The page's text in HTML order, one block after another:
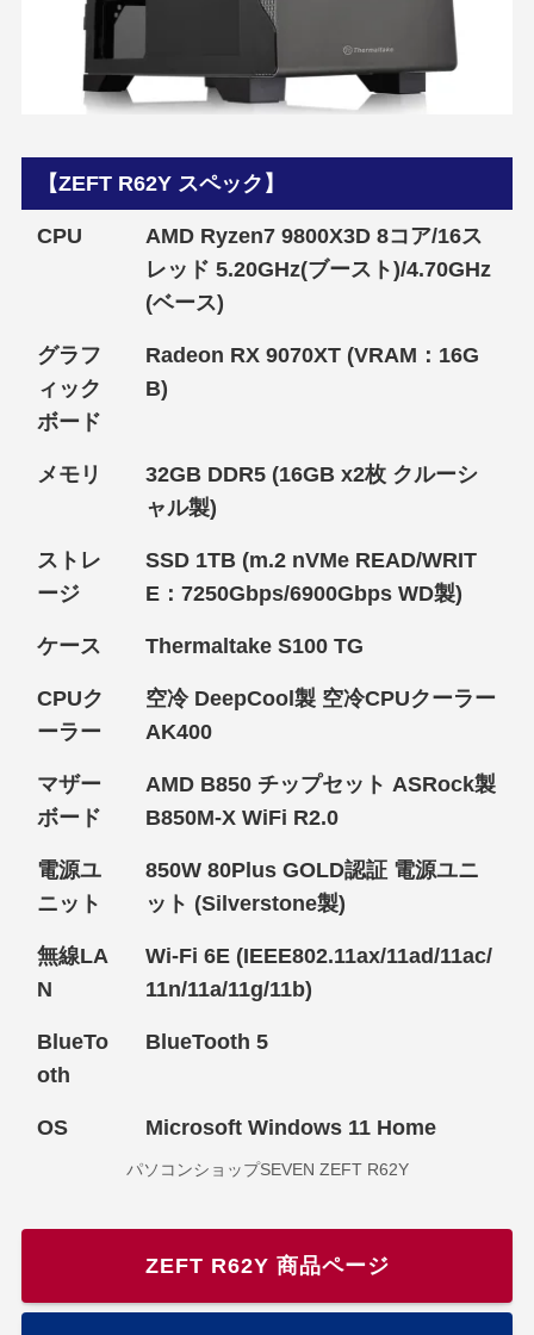
【ZEFT R62Y スペック】
CPU
AMD Ryzen7 9800X3D 8コア/16ス
レッド 5.20GHz(ブースト)/4.70GHz
(ベース)
グラフ
ィック
ボード
Radeon RX 9070XT (VRAM：16G
B)
メモリ
32GB DDR5 (16GB x2枚 クルーシ
ャル製)
ストレ
ージ
SSD 1TB (m.2 nVMe READ/WRIT
E：7250Gbps/6900Gbps WD製)
ケース Thermaltake S100 TG
CPUク
ーラー
空冷 DeepCool製 空冷CPUクーラー
AK400
マザー
ボード
AMD B850 チップセット ASRock製
B850M-X WiFi R2.0
電源ユ
ニット
850W 80Plus GOLD認証 電源ユニ
ット (Silverstone製)
無線LA
N
Wi-Fi 6E (IEEE802.11ax/11ad/11ac/
11n/11a/11g/11b)
BlueTo
oth
BlueTooth 5
OS Microsoft Windows 11 Home
パソコンショップSEVEN ZEFT R62Y
ZEFT R62Y 商品ページ